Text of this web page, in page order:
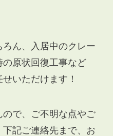
ん、入居中のクレー
の原状回復工事など
いただけます！
で、ご不明な点やご
記ご連絡先まで、お